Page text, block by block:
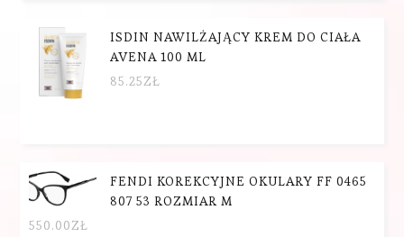
ISDIN NAWILŻAJĄCY KREM DO CIAŁA
AVENA 100 ML
85.25ZŁ
FENDI KOREKCYJNE OKULARY FF 0465
807 53 ROZMIAR M
550.00ZŁ